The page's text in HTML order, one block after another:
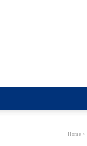
Home